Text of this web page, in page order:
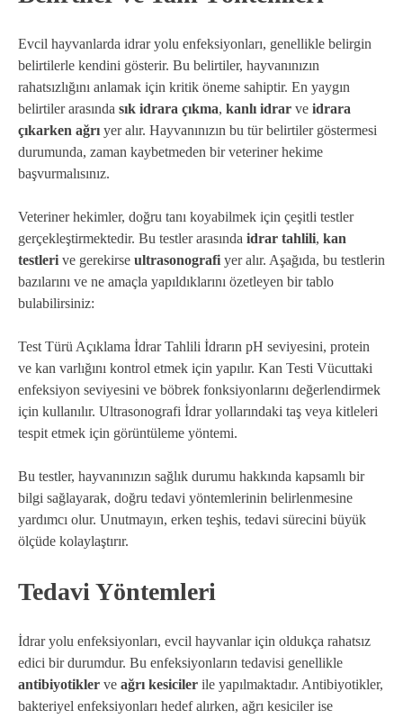
Evcil hayvanlarda idrar yolu enfeksiyonları, genellikle belirgin
belirtilerle kendini gösterir. Bu belirtiler, hayvanınızın
rahatsızlığını anlamak için kritik öneme sahiptir. En yaygın
belirtiler arasında sık idrara çıkma, kanlı idrar ve idrara
çıkarken ağrı yer alır. Hayvanınızın bu tür belirtiler göstermesi
durumunda, zaman kaybetmeden bir veteriner hekime
başvurmalısınız.
Veteriner hekimler, doğru tanı koyabilmek için çeşitli testler
gerçekleştirmektedir. Bu testler arasında idrar tahlili, kan
testleri ve gerekirse ultrasonografi yer alır. Aşağıda, bu testlerin
bazılarını ve ne amaçla yapıldıklarını özetleyen bir tablo
bulabilirsiniz:
Test Türü Açıklama İdrar Tahlili İdrarın pH seviyesini, protein
ve kan varlığını kontrol etmek için yapılır. Kan Testi Vücuttaki
enfeksiyon seviyesini ve böbrek fonksiyonlarını değerlendirmek
için kullanılır. Ultrasonografi İdrar yollarındaki taş veya kitleleri
tespit etmek için görüntüleme yöntemi.
Bu testler, hayvanınızın sağlık durumu hakkında kapsamlı bir
bilgi sağlayarak, doğru tedavi yöntemlerinin belirlenmesine
yardımcı olur. Unutmayın, erken teşhis, tedavi sürecini büyük
ölçüde kolaylaştırır.
Tedavi Yöntemleri
İdrar yolu enfeksiyonları, evcil hayvanlar için oldukça rahatsız
edici bir durumdur. Bu enfeksiyonların tedavisi genellikle
antibiyotikler ve ağrı kesiciler ile yapılmaktadır. Antibiyotikler,
bakteriyel enfeksiyonları hedef alırken, ağrı kesiciler ise